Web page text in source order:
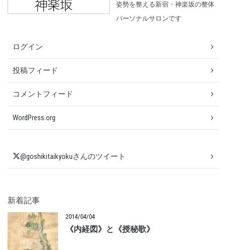
姿勢を整える新宿・神楽坂の整体
パーソナルサロンです
ログイン
投稿フィード
コメントフィード
WordPress.org
@goshikitaikyokuさんのツイート
新着記事
2014/04/04
《内経図》と《授秘歌》